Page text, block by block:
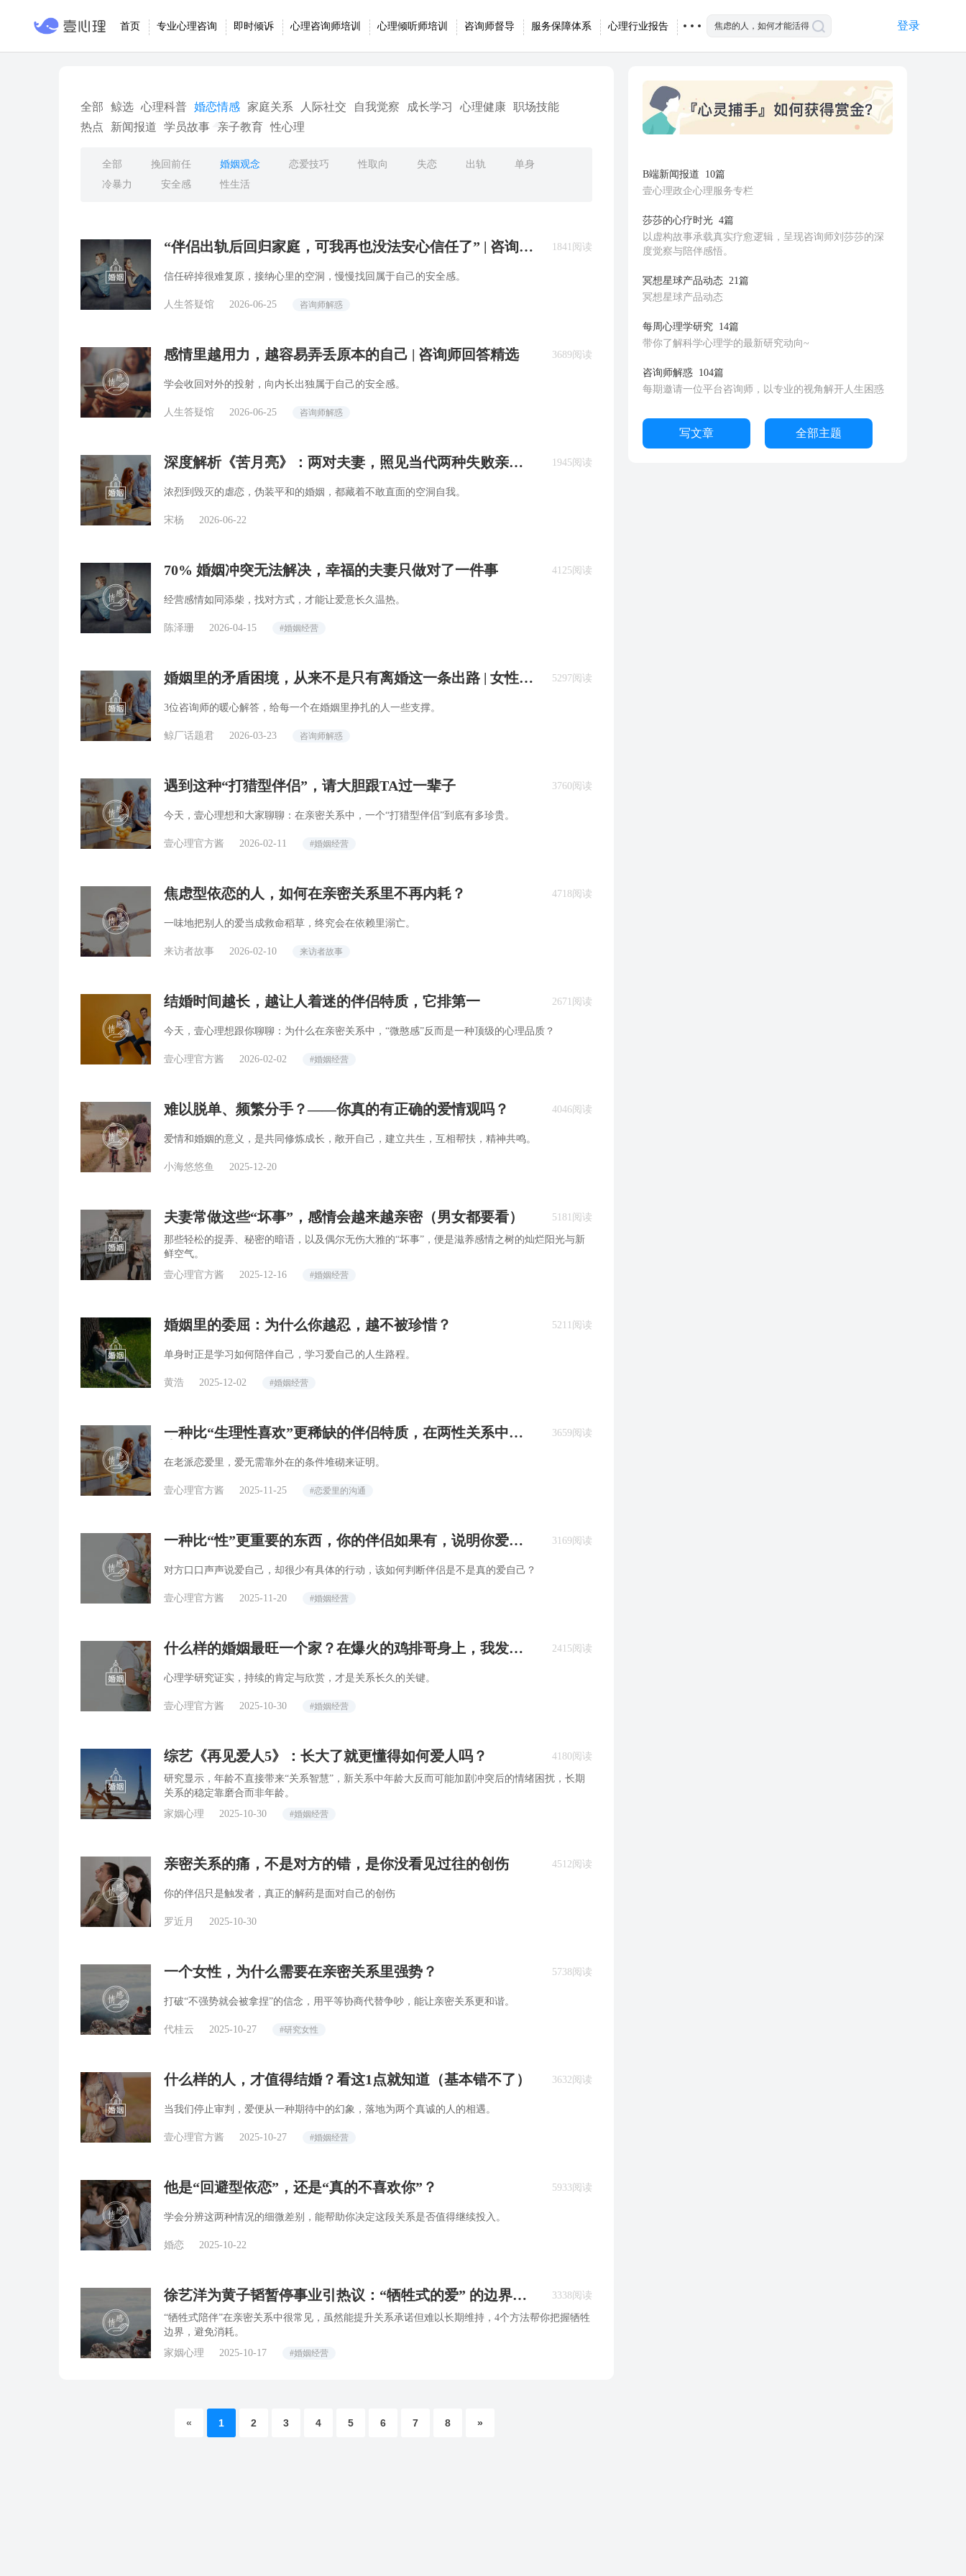
首页 专业心理咨询 即时倾诉 心理咨询师培训 心理倾听师培训 咨询师督导 服务保障体系 心理行业报告 登录
全部 鲸选 心理科普 婚恋情感 家庭关系 人际社交 自我觉察 成长学习 心理健康 职场技能
热点
新闻报道 学员故事 亲子教育 性心理
全部 挽回前任 婚姻观念 恋爱技巧 性取向 失恋 出轨
单身
冷暴力
安全感 性生活
“伴侣出轨后回归家庭，可我再也没法安心信任了” | 咨询师
信任碎掉很难复原，接纳心里的空洞，慢慢找回属于自己的安全感。
人生答疑馆 2026-06-25 咨询师解惑
1841阅读
感情里越用力，越容易弄丢原本的自己 | 咨询师回答精选
学会收回对外的投射，向内长出独属于自己的安全感。
人生答疑馆 2026-06-25 咨询师解惑
3689阅读
深度解析《苦月亮》：两对夫妻，照见当代两种失败亲密
浓烈到毁灭的虐恋，伪装平和的婚姻，都藏着不敢直面的空洞自我。
宋杨 2026-06-22
1945阅读
70% 婚姻冲突无法解决，幸福的夫妻只做对了一件事
经营感情如同添柴，找对方式，才能让爱意长久温热。
陈泽珊 2026-04-15 #婚姻经营
4125阅读
婚姻里的矛盾困境，从来不是只有离婚这一条出路 | 女性成
3位咨询师的暖心解答，给每一个在婚姻里挣扎的人一些支撑。
鲸厂话题君 2026-03-23 咨询师解惑
5297阅读
遇到这种“打猎型伴侣”，请大胆跟TA过一辈子
今天，壹心理想和大家聊聊：在亲密关系中，一个“打猎型伴侣”到底有多珍贵。
壹心理官方酱 2026-02-11 #婚姻经营
3760阅读
焦虑型依恋的人，如何在亲密关系里不再内耗？
一味地把别人的爱当成救命稻草，终究会在依赖里溺亡。
来访者故事 2026-02-10 来访者故事
4718阅读
结婚时间越长，越让人着迷的伴侣特质，它排第一
今天，壹心理想跟你聊聊：为什么在亲密关系中，“微憨感”反而是一种顶级的心理品质？
壹心理官方酱 2026-02-02 #婚姻经营
2671阅读
难以脱单、频繁分手？——你真的有正确的爱情观吗？
爱情和婚姻的意义，是共同修炼成长，敞开自己，建立共生，互相帮扶，精神共鸣。
小海悠悠鱼 2025-12-20
4046阅读
夫妻常做这些“坏事”，感情会越来越亲密（男女都要看）
那些轻松的捉弄、秘密的暗语，以及偶尔无伤大雅的“坏事”，便是滋养感情之树的灿烂阳光与新
鲜空气。
壹心理官方酱
2025-12-16 #婚姻经营
5181阅读
婚姻里的委屈：为什么你越忍，越不被珍惜？
单身时正是学习如何陪伴自己，学习爱自己的人生路程。
黄浩 2025-12-02 #婚姻经营
5211阅读
一种比“生理性喜欢”更稀缺的伴侣特质，在两性关系中越
在老派恋爱里，爱无需靠外在的条件堆砌来证明。
壹心理官方酱 2025-11-25 #恋爱里的沟通
3659阅读
一种比“性”更重要的东西，你的伴侣如果有，说明你爱对
对方口口声声说爱自己，却很少有具体的行动，该如何判断伴侣是不是真的爱自己？
壹心理官方酱 2025-11-20 #婚姻经营
3169阅读
什么样的婚姻最旺一个家？在爆火的鸡排哥身上，我发现
心理学研究证实，持续的肯定与欣赏，才是关系长久的关键。
壹心理官方酱 2025-10-30 #婚姻经营
2415阅读
综艺《再见爱人5》：长大了就更懂得如何爱人吗？
研究显示，年龄不直接带来“关系智慧”，新关系中年龄大反而可能加剧冲突后的情绪困扰，长期
关系的稳定靠磨合而非年龄。
家姻心理
2025-10-30 #婚姻经营
4180阅读
亲密关系的痛，不是对方的错，是你没看见过往的创伤
你的伴侣只是触发者，真正的解药是面对自己的创伤
罗近月 2025-10-30
4512阅读
一个女性，为什么需要在亲密关系里强势？
打破“不强势就会被拿捏”的信念，用平等协商代替争吵，能让亲密关系更和谐。
代桂云 2025-10-27 #研究女性
5738阅读
什么样的人，才值得结婚？看这1点就知道（基本错不了）
当我们停止审判，爱便从一种期待中的幻象，落地为两个真诚的人的相遇。
壹心理官方酱 2025-10-27 #婚姻经营
3632阅读
他是“回避型依恋”，还是“真的不喜欢你”？
学会分辨这两种情况的细微差别，能帮助你决定这段关系是否值得继续投入。
婚恋 2025-10-22
5933阅读
徐艺洋为黄子韬暂停事业引热议：“牺牲式的爱” 的边界在
哪里？
“牺牲式陪伴”在亲密关系中很常见，虽然能提升关系承诺但难以长期维持，4个方法帮你把握牺牲
边界，避免消耗。
家姻心理
2025-10-17 #婚姻经营
3338阅读
« 1 2 3 4 5 6 7 8 »
B端新闻报道
10篇
壹心理政企心理服务专栏
莎莎的心疗时光 4篇
以虚构故事承载真实疗愈逻辑，呈现咨询师刘莎莎的深
度觉察与陪伴感悟。
冥想星球产品动态 21篇
冥想星球产品动态
每周心理学研究 14篇
带你了解科学心理学的最新研究动向~
咨询师解惑 104篇
每期邀请一位平台咨询师，以专业的视角解开人生困惑
写文章 全部主题